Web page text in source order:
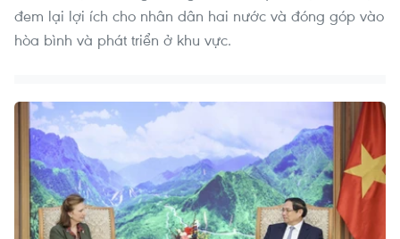
đem lại lợi ích cho nhân dân hai nước và đóng góp vào
hòa bình và phát triển ở khu vực.